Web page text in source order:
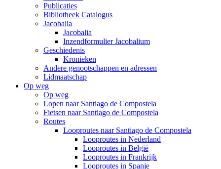
Publicaties
Bibliotheek Catalogus
Jacobalia
Jacobalia
Inzendformulier Jacobalium
Geschiedenis
Kronieken
Andere genootschappen en adressen
Lidmaatschap
Op weg
Op weg
Lopen naar Santiago de Compostela
Fietsen naar Santiago de Compostela
Routes
Looproutes naar Santiago de Compostela
Looproutes in Nederland
Looproutes in België
Looproutes in Frankrijk
Looproutes in Spanje